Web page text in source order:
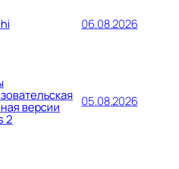
06.08.2026
версии
2
05.08.2026